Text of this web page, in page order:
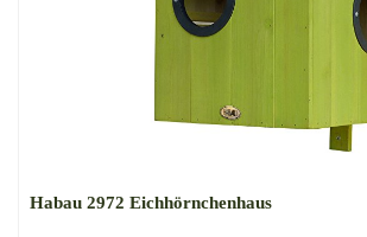
Habau 2972 Eichhörnchenhaus